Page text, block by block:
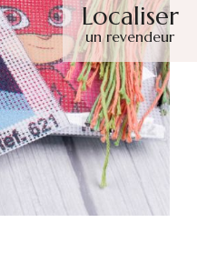
Localiser
un revendeur